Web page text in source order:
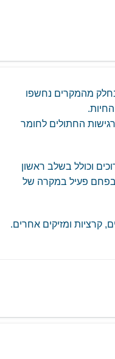
מהמקרים נחשפו
החתולים לחומר
וכולל בשלב ראשון
בפחם פעיל במקרה של
קרציות ומזיקים אחרים.